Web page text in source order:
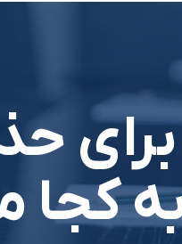
کجا